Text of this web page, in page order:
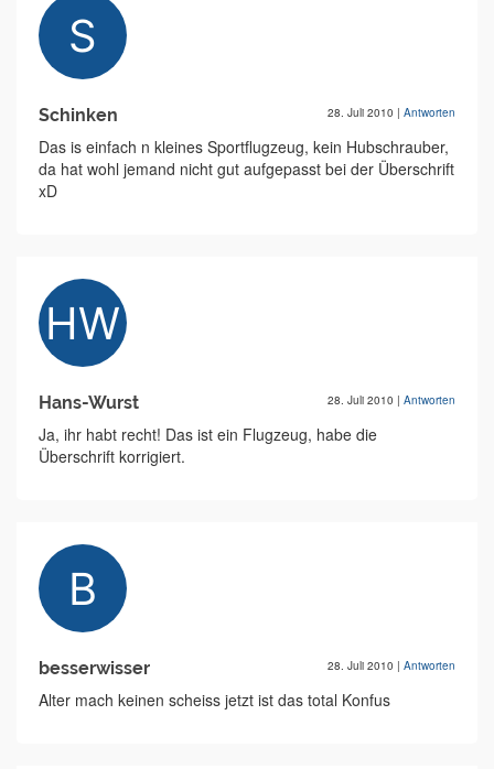
Schinken 28. Juli 2010 | Antworten
Das is einfach n kleines Sportflugzeug, kein Hubschrauber,
da hat wohl jemand nicht gut aufgepasst bei der Überschrift
xD
Hans-Wurst 28. Juli 2010 | Antworten
Ja, ihr habt recht! Das ist ein Flugzeug, habe die
Überschrift korrigiert.
besserwisser 28. Juli 2010 | Antworten
Alter mach keinen scheiss jetzt ist das total Konfus